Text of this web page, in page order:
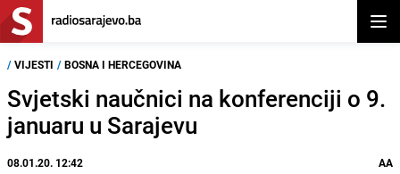
/ VIJESTI / BOSNA I HERCEGOVINA
Svjetski naučnici na konferenciji o 9.
januaru u Sarajevu
08.01.20. 12:42 AA